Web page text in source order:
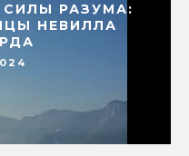
РАЗУМА:
НЕВИЛЛА